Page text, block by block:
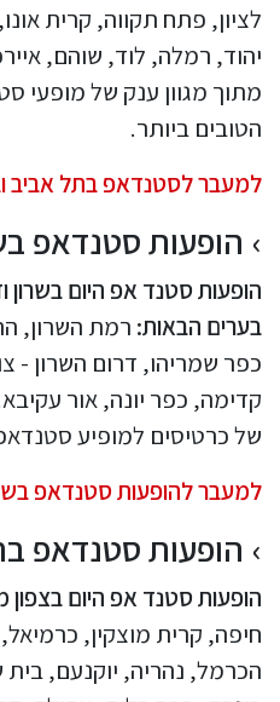
לציון, פתח תקווה, קרית
יהוד, רמלה, לוד, שוהם,
מתוך מגוון ענק של מופעי
הטובים ביותר.
למעבר לסטנדאפ בתל אביב
הופעות סטנדאפ
הופעות סטנד אפ היום בשרון
בערים הבאות: רמת השרון,
כפר שמריהו, דרום השרון -
קדימה, כפר יונה, אור
של כרטיסים למופיע
למעבר להופעות סטנדאפ
הופעות סטנדאפ
הופעות סטנד אפ היום
חיפה, קרית מוצקין,
הכרמל, נהריה, יוקנעם, בית